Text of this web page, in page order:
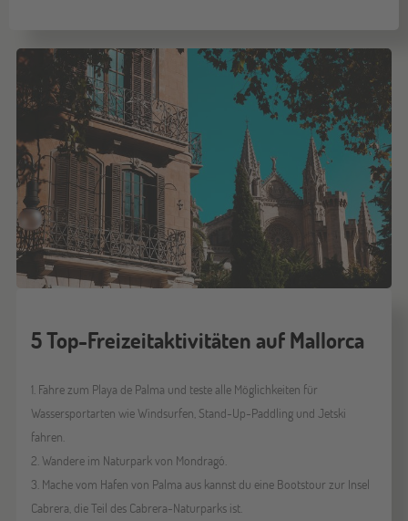
5 Top-Freizeitaktivitäten auf Mallorca
1. Fahre zum Playa de Palma und teste alle Möglichkeiten für
Wassersportarten wie Windsurfen, Stand-Up-Paddling und Jetski
fahren.
2. Wandere im Naturpark von Mondragó.
3. Mache vom Hafen von Palma aus kannst du eine Bootstour zur Insel
Cabrera, die Teil des Cabrera-Naturparks ist.